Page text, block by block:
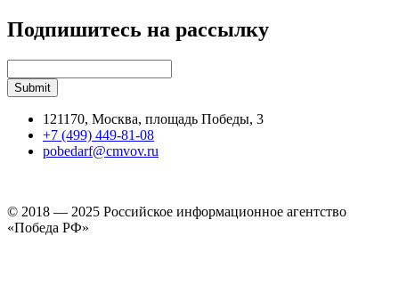
Подпишитесь на рассылку
121170, Москва, площадь Победы, 3
+7 (499) 449-81-08
pobedarf@cmvov.ru
© 2018 — 2025 Российское информационное агентство
«Победа РФ»